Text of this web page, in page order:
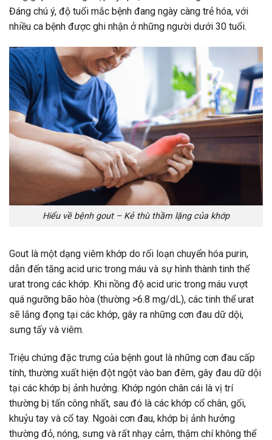
Đáng chú ý, độ tuổi mắc bệnh đang ngày càng trẻ hóa, với
nhiều ca bệnh được ghi nhận ở những người dưới 30 tuổi.
Hiểu về bệnh gout – Kẻ thù thầm lặng của khớp
Gout là một dạng viêm khớp do rối loạn chuyển hóa purin,
dẫn đến tăng acid uric trong máu và sự hình thành tinh thể
urat trong các khớp. Khi nồng độ acid uric trong máu vượt
quá ngưỡng bão hòa (thường >6.8 mg/dL), các tinh thể urat
sẽ lắng đọng tại các khớp, gây ra những cơn đau dữ dội,
sưng tấy và viêm.
Triệu chứng đặc trưng của bệnh gout là những cơn đau cấp
tính, thường xuất hiện đột ngột vào ban đêm, gây đau dữ dội
tại các khớp bị ảnh hưởng. Khớp ngón chân cái là vị trí
thường bị tấn công nhất, sau đó là các khớp cổ chân, gối,
khuỷu tay và cổ tay. Ngoài cơn đau, khớp bị ảnh hưởng
thường đỏ, nóng, sưng và rất nhạy cảm, thậm chí không thể